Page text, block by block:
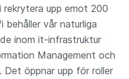
rekrytera upp emot 200
behåller vår naturliga
inom it-infrastruktur
Management och
öppnar upp för roller